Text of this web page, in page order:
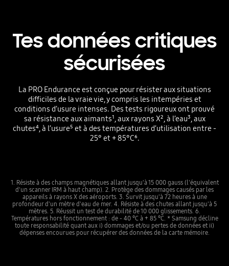
Tes données critiques
sécurisées
La PRO Endurance est conçue pour résister aux situations
difficiles de la vraie vie, y compris les intempéries et
conditions d’usure intenses. Des tests rigoureux ont prouvé
sa résistance aux aimants¹, aux rayons X², à l’eau³, aux
chutes⁴, à l’usure⁵ et à des températures d’utilisation entre -
25° et + 85°C⁶.
1. Résiste à des champs magnétiques allant jusqu'à 15 000 gauss (l'équivalent
d'un scanner IRM à haut champ). 2. Protège des dommages causés par les
appareils à rayons X des aéroports. 3. Survit jusqu'à 72 heures à une
profondeur d'un mètre d'eau de mer. 4. Résiste à des chutes allant jusqu'à 5
mètres. 5. Réussit un test de durabilité de 10 000 glissements. 6.
Températures hors fonctionnement : de - 40 °C à + 85 °C. * Samsung décline
toute responsabilité quant aux i) dommages et/ou pertes de données et ii)
dépenses encourues pour récupérer des données de la carte mémoire.